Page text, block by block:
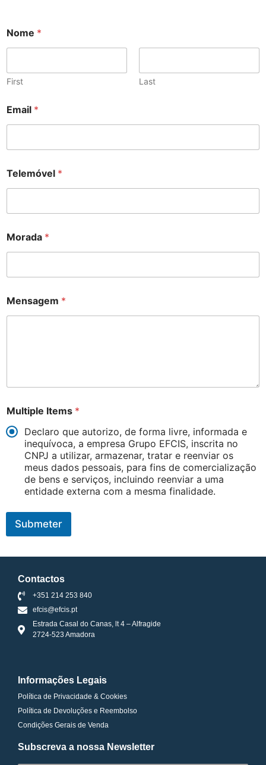
Nome *
First Last
Email *
u
l
i
l
e
*
e
s
Telemóvel *
Morada *
Mensagem *
Multiple Items *
Declaro que autorizo, de forma livre, informada e
inequívoca, a empresa Grupo EFCIS, inscrita no
CNPJ a utilizar, armazenar, tratar e reenviar os
meus dados pessoais, para fins de comercialização
de bens e serviços, incluindo reenviar a uma
entidade externa com a mesma finalidade.
Submeter
Contactos
+351 214 253 840
efcis@efcis.pt
Estrada Casal do Canas, lt 4 – Alfragide
2724-523 Amadora
Informações Legais
Política de Privacidade & Cookies
Política de Devoluções e Reembolso
Condições Gerais de Venda
Subscreva a nossa Newsletter